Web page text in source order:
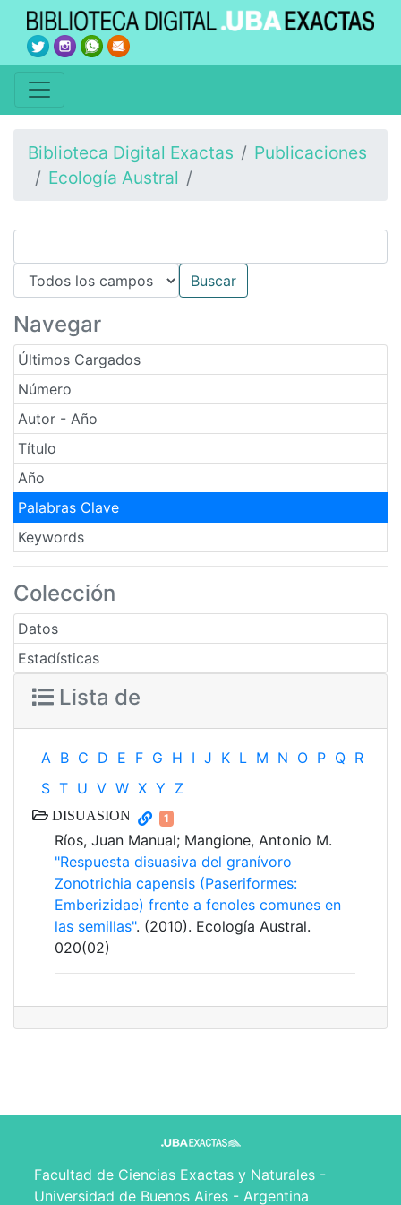
Biblioteca Digital Exactas
Publicaciones
Ecología Austral
Navegar
Últimos Cargados
Número
Autor - Año
Título
Año
Palabras Clave
Keywords
Colección
Datos
Estadísticas
Lista de
A B C D E F G H I J K L M N O P Q R
S T U V W X Y Z
DISUASION 1
Ríos, Juan Manual; Mangione, Antonio M.
"Respuesta disuasiva del granívoro
Zonotrichia capensis (Paseriformes:
Emberizidae) frente a fenoles comunes en
las semillas". (2010). Ecología Austral.
020(02)
Facultad de Ciencias Exactas y Naturales -
Universidad de Buenos Aires - Argentina